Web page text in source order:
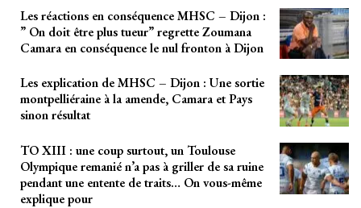
Les réactions en conséquence MHSC – Dijon :
” On doit être plus tueur” regrette Zoumana
Camara en conséquence le nul fronton à Dijon
Les explication de MHSC – Dijon : Une sortie
montpelliéraine à la amende, Camara et Pays
sinon résultat
TO XIII : une coup surtout, un Toulouse
Olympique remanié n’a pas à griller de sa ruine
pendant une entente de traits… On vous-même
explique pour